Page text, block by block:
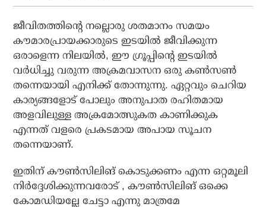
ജീവിതത്തിന്റെ നല്ലൊരു ശതമാനം സമയം
കൗമാരപ്രായക്കാരുടെ ഇടയിൽ ജീവിക്കുന്ന
ഒരാളെന്ന നിലയിൽ, ഈ ഗ്രൂപ്പിന്റെ ഇടയിൽ
വർധിച്ചു വരുന്ന അക്രമവാസന ഒരു കൺസൺ
തന്നെയായി എനിക്ക് തോന്നുന്നു. ഏറ്റവും ചെറിയ
കാര്യങ്ങളോട് പോലും അനുപാത രഹിതമായ
അളവിലുള്ള അക്രമോത്സുകത കാണിക്കുക
എന്നത് വളരെ പ്രകടമായ അപായ സൂചന
തന്നെയാണ്.
ഇതിന് കൗൺസിലിങ് കൊടുക്കണം എന്ന ഒറ്റമൂലി
നിർദ്ദേശിക്കുന്നവരോട് , കൗൺസിലിങ് ഒക്കെ
കോമഡിയല്ലേ ചേട്ടാ എന്നു മാത്രമേ